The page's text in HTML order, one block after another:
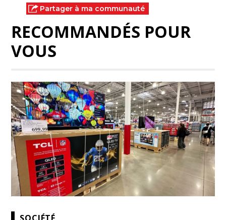
Partager à ma communauté
RECOMMANDÉS POUR
VOUS